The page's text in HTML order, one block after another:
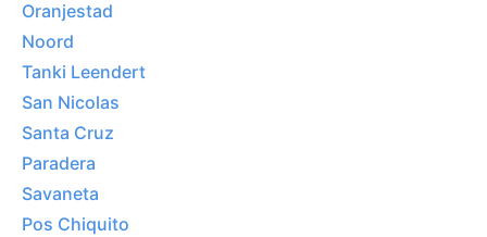
Oranjestad
Noord
Tanki Leendert
San Nicolas
Santa Cruz
Paradera
Savaneta
Pos Chiquito